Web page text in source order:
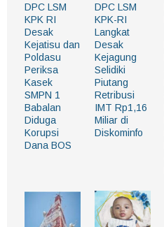
DPC LSM
KPK RI
Desak
Kejatisu dan
Poldasu
Periksa
Kasek
SMPN 1
Babalan
Diduga
Korupsi
Dana BOS
DPC LSM
KPK-RI
Langkat
Desak
Kejagung
Selidiki
Piutang
Retribusi
IMT Rp1,16
Miliar di
Diskominfo